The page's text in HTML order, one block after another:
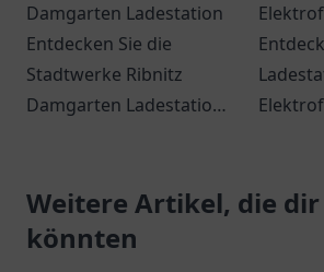
Damgarten Ladestation
Entdecken Sie die
Stadtwerke Ribnitz
Damgarten Ladestation
Ladestation für
Elektrofahrzeuge in
für alle
Weitere Artikel, die
könnten